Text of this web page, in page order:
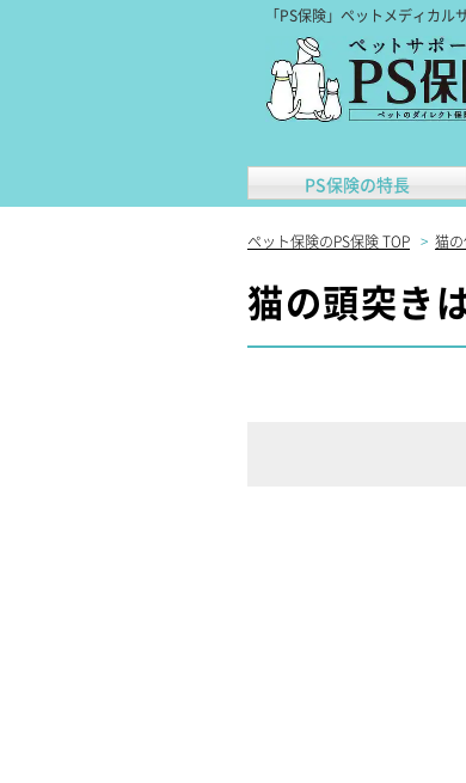
「PS保険」ペットメディカル
PS保険の特長
ペット保険のPS保険 TOP > 猫
猫の頭突き